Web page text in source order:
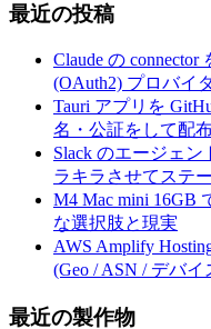
最近の投稿
Claude の
(OAuth2) プロバイ
Tauri アプリを
名・公証をして配
Slack のエージェ
ラキラさせてステ
M4 Mac mini 16GB
な選択肢と現実
AWS Amplify
(Geo / ASN / デバイ
最近の製作物